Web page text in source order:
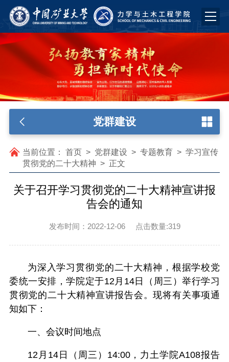
党群建设
当前位置： 首页> 党群建设 > 专题教育> 学习宣传
贯彻党的二十大精神 > 正文
关于召开学习贯彻党的二十大精神宣讲报
告会的通知
发布时间：2022-12-06 点击数量:319
为深入学习贯彻党的二十大精神，根据学校党
委统一安排，学院定于12月14日（周三）举行学习
贯彻党的二十大精神宣讲报告会。现将有关事项通
知如下：
一、会议时间地点
12月14日（周三）14:00，力土学院A108报告